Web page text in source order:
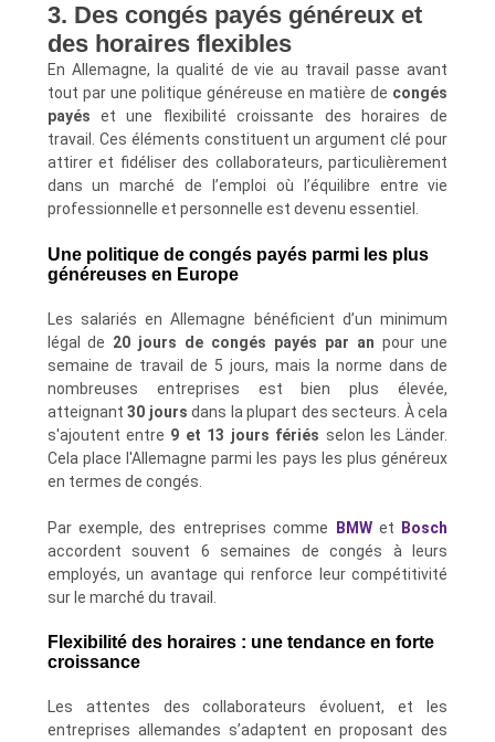
3. Des congés payés généreux et
des horaires flexibles
En Allemagne, la qualité de vie au travail passe avant
tout par une politique généreuse en matière de congés
payés et une flexibilité croissante des horaires de
travail. Ces éléments constituent un argument clé pour
attirer et fidéliser des collaborateurs, particulièrement
dans un marché de l’emploi où l’équilibre entre vie
professionnelle et personnelle est devenu essentiel.
Une politique de congés payés parmi les plus
généreuses en Europe
Les salariés en Allemagne bénéficient d’un minimum
légal de 20 jours de congés payés par an pour une
semaine de travail de 5 jours, mais la norme dans de
nombreuses entreprises est bien plus élevée,
atteignant30 jours dans la plupart des secteurs. À cela
s'ajoutent entre 9 et 13 jours fériés selon les Länder.
Cela place l'Allemagne parmi les pays les plus généreux
en termes de congés.
Par exemple, des entreprises comme BMWet
Bosch
accordent souvent 6 semaines de congés à leurs
employés, un avantage qui renforce leur compétitivité
sur le marché du travail.
Flexibilité des horaires : une tendance en forte
croissance
Les attentes des collaborateurs évoluent, et les
entreprises allemandes s’adaptent en proposant des